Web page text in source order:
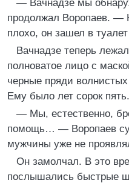
— Вачнадзе мы
продолжал Воропаев. —
плохо, он зашел в
Вачнадзе теперь
полноватое лицо с
черные пряди
Ему было лет сорок пять.
— Мы, естественно,
помощь… — Воропаев
мужчины уже не
Он замолчал. В это
послышались быстрые